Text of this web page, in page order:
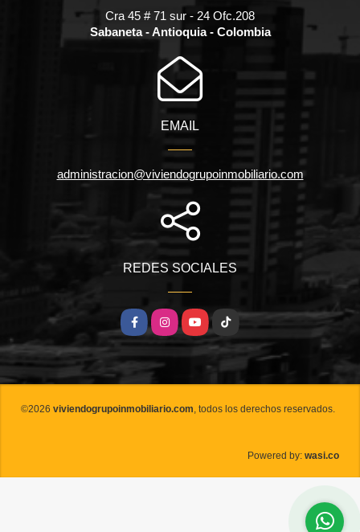
Cra 45 # 71 sur - 24 Ofc.208
Sabaneta - Antioquia - Colombia
EMAIL
administracion@viviendogrupoinmobiliario.com
REDES SOCIALES
FacebookInstagramYouTubeTikTok
©2026 viviendogrupoinmobiliario.com, todos los derechos reservados.
Powered by: wasi.co